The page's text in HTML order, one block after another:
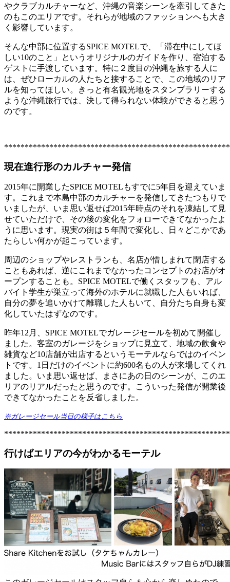
やクラブカルチャーなど、沖縄の音楽シーンを牽引してきた
のもこのエリアです。それらが地域のファッションへも大き
く影響しています。
そんな中部に位置するSPICE MOTELで、「滞在中にしてほ
しい10のこと」というオリジナルのガイドを作り、宿泊する
ゲストに手渡しています。特に２度目の沖縄を旅する人に
は、ぜひローカルの人たちと接することで、この地域のリア
ルを知ってほしい。きっと有名観光地をスタンプラリーする
ような沖縄旅行では、決して得られない体験ができると思う
のです。
現在進行形のカルチャー発信
2015年に開業したSPICE MOTELもすでに5年目を迎えていま
す。これまで本島中部のカルチャーを発信してきたつもりで
いましたが、いま思い返せば2015年時点のそれを凍結して見
せていただけで、その後の変化をフォローできてなかったよ
うに思います。現実の街は５年間で変化し、日々どこかであ
たらしい何かが起こっています。
周辺のショップやレストランも、名店が惜しまれて閉店する
こともあれば、逆にこれまでなかったコンセプトのお店がオ
ープンすることも。SPICE MOTELで働くスタッフも、アル
バイト学生が巣立って海外のホテルに就職した人もいれば、
自分の夢を追いかけて離職した人もいて、自分たち自身も変
化していたはずなのです。
昨年12月、SPICE MOTELでガレージセールを初めて開催し
ました。客室のガレージをショップに見立て、地域の飲食や
雑貨など10店舗が出店するというモーテルならではのイベン
トです。1日だけのイベントに約600名もの人が来場してくれ
ました。いま思い返せば、まさにあの日のシーンが、このエ
リアのリアルだったと思うのです。こういった発信が開業後
できてなかったことを反省しました。
※ガレージセール当日の様子はこちら
行けばエリアの今がわかるモーテル